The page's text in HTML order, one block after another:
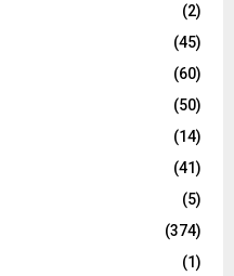
(2)
(45)
(60)
(50)
(14)
(41)
(5)
(374)
(1)